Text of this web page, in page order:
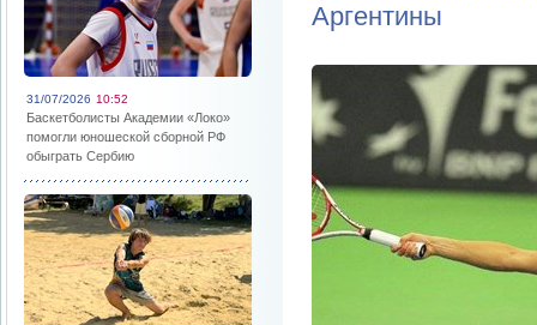
31/07/2026 10:52
Баскетболисты Академии «Локо»
помогли юношеской сборной РФ
обыграть Сербию
Аргентины